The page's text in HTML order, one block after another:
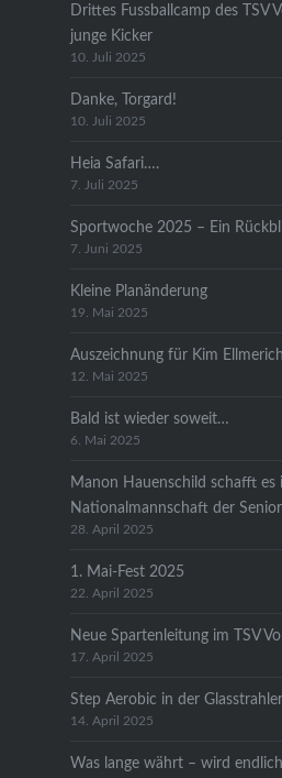
Drittes Fussballcamp des TSV
junge Kicker
10. Juli 2025
Danke, Torgard!
10. Juli 2025
Heia Safari….
7. Juli 2025
Sportwoche 2025 – Ein
7. Juni 2025
Kleine Planänderung
19. Mai 2025
Auszeichnung für Kim Ellmerich
12. Mai 2025
Bald ist wieder soweit…
6. Mai 2025
Manon Hauenschild schafft es
Nationalmannschaft der
28. April 2025
1. Mai-Fest 2025
22. April 2025
Neue Spartenleitung im TSV
17. April 2025
Step Aerobic in der
14. April 2025
Was lange währt – wird